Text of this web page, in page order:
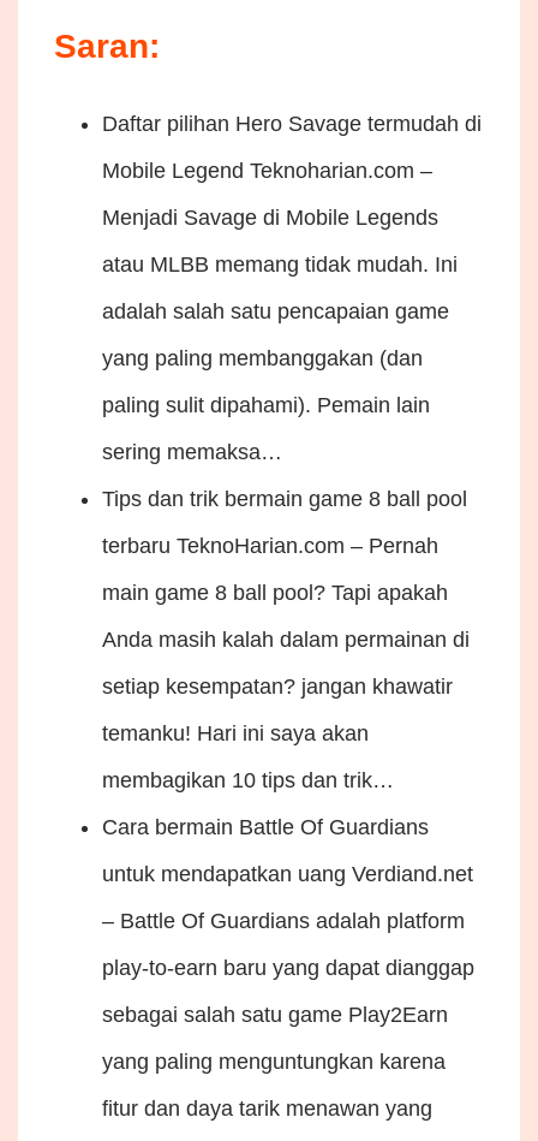
Saran:
Daftar pilihan Hero Savage termudah di
Mobile Legend Teknoharian.com –
Menjadi Savage di Mobile Legends
atau MLBB memang tidak mudah. Ini
adalah salah satu pencapaian game
yang paling membanggakan (dan
paling sulit dipahami). Pemain lain
sering memaksa…
Tips dan trik bermain game 8 ball pool
terbaru TeknoHarian.com – Pernah
main game 8 ball pool? Tapi apakah
Anda masih kalah dalam permainan di
setiap kesempatan? jangan khawatir
temanku! Hari ini saya akan
membagikan 10 tips dan trik…
Cara bermain Battle Of Guardians
untuk mendapatkan uang Verdiand.net
– Battle Of Guardians adalah platform
play-to-earn baru yang dapat dianggap
sebagai salah satu game Play2Earn
yang paling menguntungkan karena
fitur dan daya tarik menawan yang